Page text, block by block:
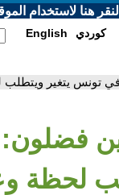
هنا لاستخدام
English كوردي
في تونس يتغير
لحظة